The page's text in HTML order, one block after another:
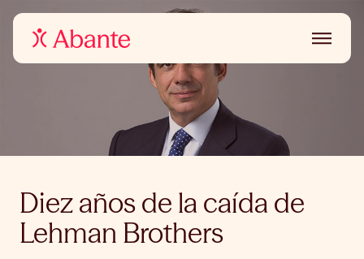
Diez años de la caída de
Lehman Brothers